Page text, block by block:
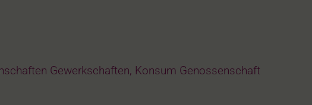
Gewerkschaften, Konsum Genossenschaft